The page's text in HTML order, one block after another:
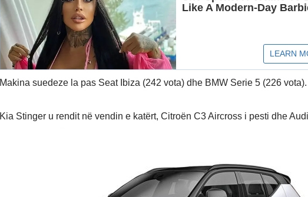
Makina suedeze la pas Seat Ibiza (242 vota) dhe BMW Serie 5 (226 vota).
Kia Stinger u rendit në vendin e katërt, Citroën C3 Aircross i pesti dhe